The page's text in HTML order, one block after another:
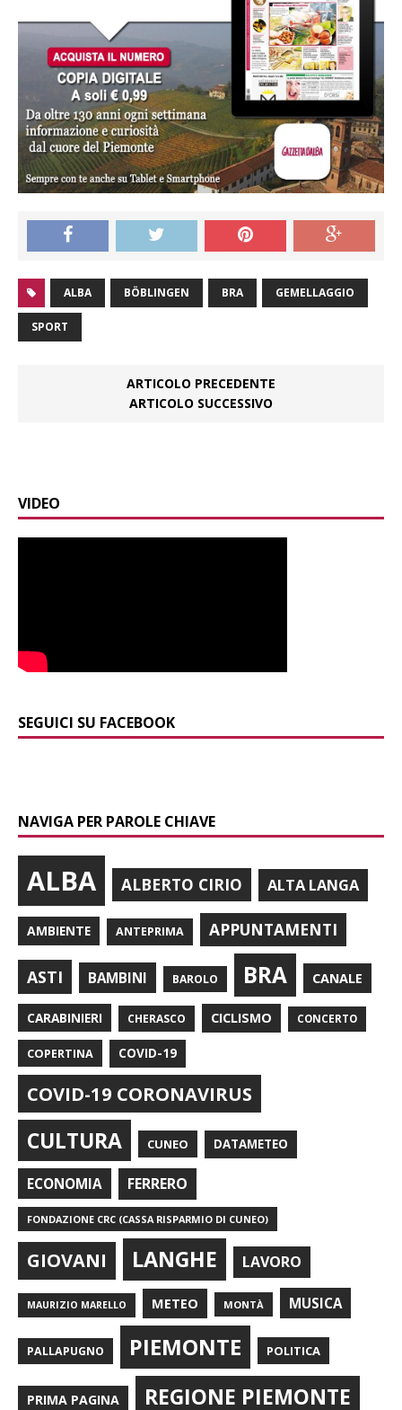
ALBA BÖBLINGEN BRA GEMELLAGGIO
SPORT
ARTICOLO PRECEDENTE
ARTICOLO SUCCESSIVO
VIDEO
SEGUICI SU FACEBOOK
NAVIGA PER PAROLE CHIAVE
ALBA ALBERTO CIRIO ALTA LANGA
AMBIENTE ANTEPRIMA APPUNTAMENTI
ASTI BAMBINI BAROLO BRA CANALE
CARABINIERI CHERASCO CICLISMO CONCERTO
COPERTINA COVID-19
COVID-19 CORONAVIRUS
CULTURA CUNEO DATAMETEO
ECONOMIA FERRERO
FONDAZIONE CRC (CASSA RISPARMIO DI CUNEO)
GIOVANI LANGHE LAVORO
MAURIZIO MARELLO METEO MONTÀ MUSICA
PALLAPUGNO PIEMONTE POLITICA
PRIMA PAGINA REGIONE PIEMONTE